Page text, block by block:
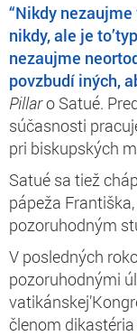
“Nikdy
nikdy, ale je
nezaujme
povzbudí iných,
Pillaro Satué.
súčasnosti
pri biskupských
Satué sa tiež
pápeža
pozoruhodným
V posledných
pozoruhodnými
členom